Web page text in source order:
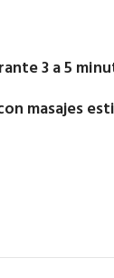
3 a 5
masajes